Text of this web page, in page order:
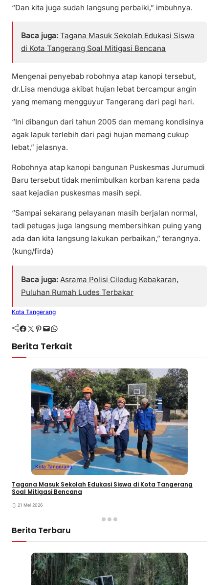
“Dan kita juga sudah langsung perbaiki,” imbuhnya.
Baca juga: Tagana Masuk Sekolah Edukasi Siswa
di Kota Tangerang Soal Mitigasi Bencana
Mengenai penyebab robohnya atap kanopi tersebut,
dr.Lisa menduga akibat hujan lebat bercampur angin
yang memang mengguyur Tangerang dari pagi hari.
“Ini dibangun dari tahun 2005 dan memang kondisinya
agak lapuk terlebih dari pagi hujan memang cukup
lebat,” jelasnya.
Robohnya atap kanopi bangunan Puskesmas Jurumudi
Baru tersebut tidak menimbulkan korban karena pada
saat kejadian puskesmas masih sepi.
“Sampai sekarang pelayanan masih berjalan normal,
tadi petugas juga langsung membersihkan puing yang
ada dan kita langsung lakukan perbaikan,” terangnya.
(kung/firda)
Baca juga: Asrama Polisi Ciledug Kebakaran,
Puluhan Rumah Ludes Terbakar
Kota Tangerang
Facebook Twitter Pinterest Mail WhatsApp
Berita Terkait
Kota Tangerang
Tagana Masuk Sekolah Edukasi Siswa di Kota Tangerang
Soal Mitigasi Bencana
21 Mei 2026
Berita Terbaru